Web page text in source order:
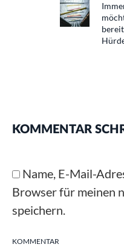
KOMMENTAR
KOMMENTAR
Name, E-Mail-
Browser für meinen
speichern.